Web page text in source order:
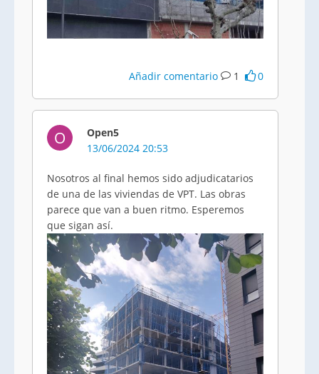
Añadir comentario 1 0
O
Open5
13/06/2024 20:53
Nosotros al final hemos sido adjudicatarios
de una de las viviendas de VPT. Las obras
parece que van a buen ritmo. Esperemos
que sigan así.